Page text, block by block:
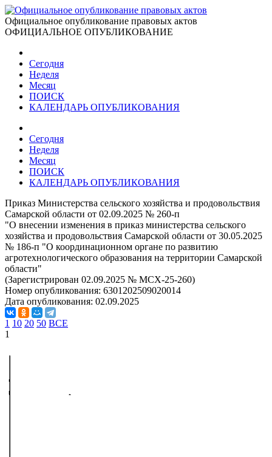
Официальное опубликование правовых актов
ОФИЦИАЛЬНОЕ ОПУБЛИКОВАНИЕ
Сегодня
Неделя
Месяц
ПОИСК
КАЛЕНДАРЬ ОПУБЛИКОВАНИЯ
Сегодня
Неделя
Месяц
ПОИСК
КАЛЕНДАРЬ ОПУБЛИКОВАНИЯ
Приказ Министерства сельского хозяйства и продовольствия
Самарской области от 02.09.2025 № 260-п
"О внесении изменения в приказ министерства сельского
хозяйства и продовольствия Самарской области от 30.05.2025
№ 186-п "О координационном органе по развитию
агротехнологического образования на территории Самарской
области"
(Зарегистрирован 02.09.2025 № МСХ-25-260)
Номер опубликования: 6301202509020014
Дата опубликования: 02.09.2025
1 10 20 50 ВСЕ
1